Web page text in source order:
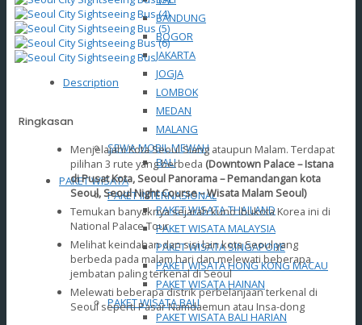
BANDUNG
BOGOR
JAKARTA
JOGJA
LOMBOK
MEDAN
MALANG
SEWA MOBIL MEWAH
BALI
PAKET WISATA
PAKET INTERNASIONAL
PAKET WISATA THAILAND
PAKET WISATA MALAYSIA
PAKET WISATA SINGAPORE
PAKET WISATA HONG KONG MACAU
PAKET WISATA HAINAN
PAKET WISATA BALI
PAKET WISATA BALI HARIAN
Description
Ringkasan
Menjelajahi Kota Seoul Siang ataupun Malam. Terdapat
pilihan 3 rute yang berbeda (Downtown Palace – Istana
di Pusat Kota, Seoul Panorama – Pemandangan kota
Seoul, Seoul Night Course – Wisata Malam Seoul)
Temukan banyaknya sejarah kuno ibukota Korea ini di
National Palace Tour
Melihat keindahan dan sisi lain kota Seoul yang
berbeda pada malam hari dan melewati beberapa
jembatan paling terkenal di Seoul
Melewati beberapa distrik perbelanjaan terkenal di
Seoul seperti Pasar Namdaemun atau Insa-dong